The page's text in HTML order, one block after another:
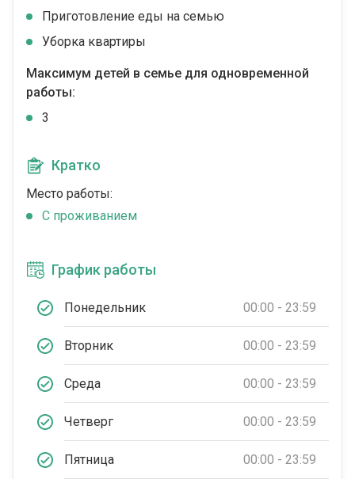
Приготовление еды на семью
Уборка квартиры
Максимум детей в семье для одновременной
работы:
3
Кратко
Место работы:
C проживанием
График работы
Понедельник 00:00 - 23:59
Вторник 00:00 - 23:59
Среда 00:00 - 23:59
Четверг 00:00 - 23:59
Пятница 00:00 - 23:59